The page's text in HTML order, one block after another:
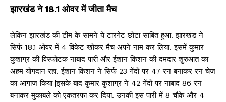
झारखंड ने 18.1 ओवर में जीता मैच
लेकिन झारखंड की टीम के सामने ये टारगेट छोटा साबित हुआ. झारखंड ने
सिर्फ 18.1 ओवर में 4 विकेट खोकर मैच अपने नाम कर लिया. इसमें कुमार
कुशाग्र की विस्फोटक नाबाद पारी और ईशान किशन की दमदार शुरुआत का
अहम योगदान रहा. ईशान किशन ने सिर्फ 23 गेंदों पर 47 रन बनाकर रन चेज
का आगाज किया |इसके बाद कुमार कुशाग्र ने 42 गेंदों पर नाबाद 86 रन
बनाकर मुकाबले को एकतरफा कर दिया. उनकी इस पारी में 8 चौके और 4